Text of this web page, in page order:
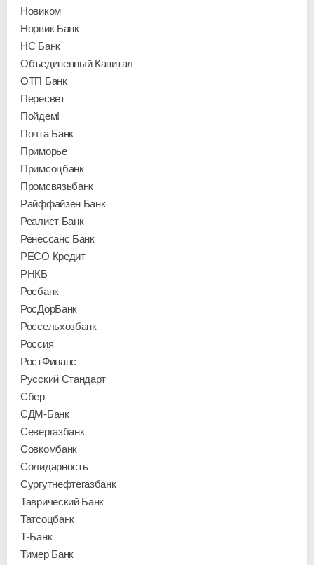
Новиком
Норвик Банк
НС Банк
Объединенный Капитал
ОТП Банк
Пересвет
Пойдем!
Почта Банк
Приморье
Примсоцбанк
Промсвязьбанк
Райффайзен Банк
Реалист Банк
Ренессанс Банк
РЕСО Кредит
РНКБ
Росбанк
РосДорБанк
Россельхозбанк
Россия
РостФинанс
Русский Стандарт
Сбер
СДМ-Банк
Севергазбанк
Совкомбанк
Солидарность
Сургутнефтегазбанк
Таврический Банк
Татсоцбанк
Т-Банк
Тимер Банк